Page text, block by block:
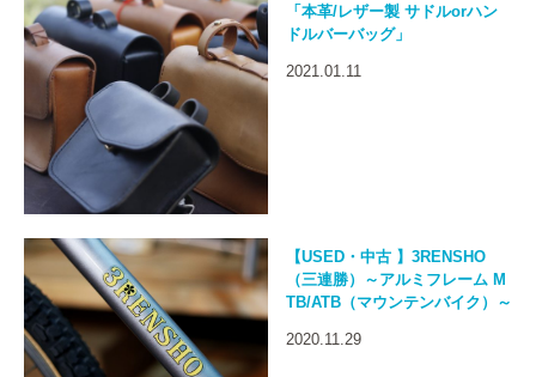
「本革/レザー製 サドルorハン
ドルバーバッグ」
2021.01.11
【USED・中古 】3RENSHO
（三連勝）～アルミフレーム M
TB/ATB（マウンテンバイク）～
2020.11.29